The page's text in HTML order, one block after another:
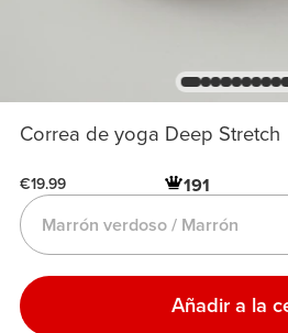
Correa de yoga Deep Stretch
€19.99 191
Marrón verdoso / Marrón
Añadir a la